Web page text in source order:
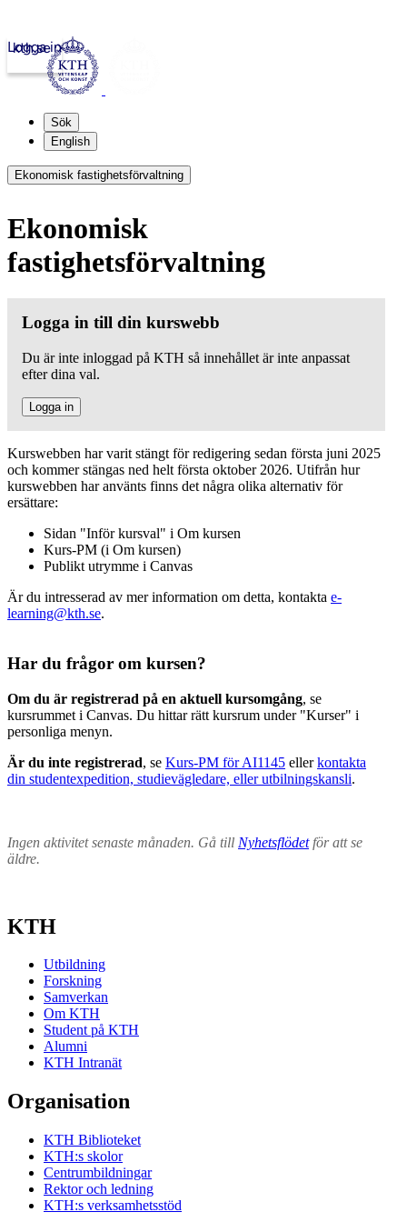
kth.se
Logga in
Sök
English
Ekonomisk fastighetsförvaltning
Ekonomisk
fastighetsförvaltning
Logga in till din kurswebb
Du är inte inloggad på KTH så innehållet är inte anpassat
efter dina val.
Logga in
Kurswebben har varit stängt för redigering sedan första juni 2025
och kommer stängas ned helt första oktober 2026. Utifrån hur
kurswebben har använts finns det några olika alternativ för
ersättare:
Sidan "Inför kursval" i Om kursen
Kurs-PM (i Om kursen)
Publikt utrymme i Canvas
Är du intresserad av mer information om detta, kontakta e-
learning@kth.se.
Har du frågor om kursen?
Om du är registrerad på en aktuell kursomgång, se
kursrummet i Canvas. Du hittar rätt kursrum under "Kurser" i
personliga menyn.
Är du inte registrerad, se Kurs-PM för AI1145 ellerkontakta
din studentexpedition, studievägledare, eller utbilningskansli.
Ingen aktivitet senaste månaden. Gå till Nyhetsflödetför att se
äldre.
KTH
Utbildning
Forskning
Samverkan
Om KTH
Student på KTH
Alumni
KTH Intranät
Organisation
KTH Biblioteket
KTH:s skolor
Centrumbildningar
Rektor och ledning
KTH:s verksamhetsstöd